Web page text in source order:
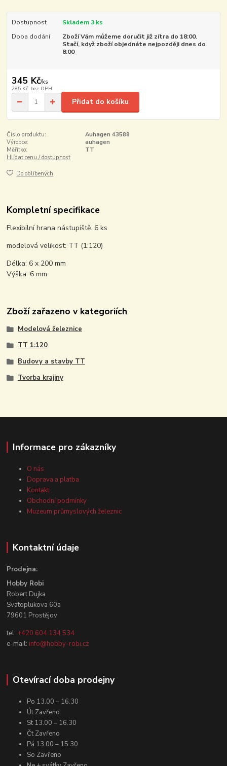
Dostupnost
Skladem 3 ks
Doba dodání
Zboží Vám můžeme doručit již zítra do 18:00.
Stačí, když zboží objednáte nejpozději dnes do
8:00
345 Kč/ks
285 Kč bez DPH
Přidat do košíku
Číslo produktu:
Auhagen 43588
Výrobce:
auhagen
Měřítko:
TT
Hlídat cenu / dostupnost
Do oblíbených
Kompletní specifikace
Flexibilní hrana nástupiště. 6 ks
modelová velikost: TT (1:120)
Délka: 6 x 200 mm
Výška: 6 mm
Zboží zařazeno v kategoriích
Modelová železnice
TT 1:120
Budovy a stavby TT
Tvorba krajiny
Informace pro zákazníky
O nás
Doprava a platba
Kontakt
Obchodní podmínky
Muzeum průmyslových železnic
Kontaktní údaje
Prodejna:
Hobby Robi
Robert Dujka
Svatoplukova 60a
79601 Prostějov
tel: +420 604 134 534
e-mail: info@hobby-robi.cz
Otevírací doba prodejny
Po 13.00 – 16.30
Út Zavřeno
St 13.00 – 16.30
Čt Zavřeno
Pá 13.00 – 15.30
So Zavřeno